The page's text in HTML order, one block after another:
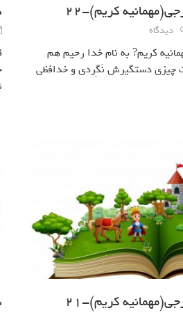
كريم)-22
دیدگاه
كريم? به نام خدا رحيم هم
چيزي دستگيرش نَگِردي و خدافظي
كريم)-21